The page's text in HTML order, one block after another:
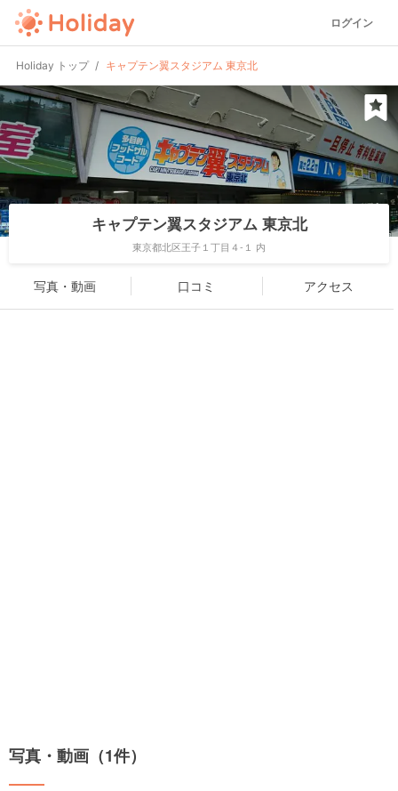
ログイン
Holiday トップ キャプテン翼スタジアム 東京北
キャプテン翼スタジアム 東京北
東京都北区王子１丁目４-１ 内
写真・動画 口コミ アクセス
写真・動画（1件）